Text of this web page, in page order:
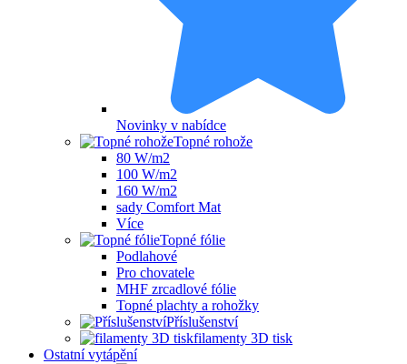
Novinky v nabídce
Topné rohože
80 W/m2
100 W/m2
160 W/m2
sady Comfort Mat
Více
Topné fólie
Podlahové
Pro chovatele
MHF zrcadlové fólie
Topné plachty a rohožky
Příslušenství
filamenty 3D tisk
Ostatní vytápění